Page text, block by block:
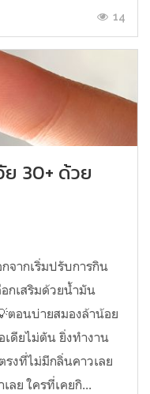
14
30+ ด้วย
จากเริ่มปรับการกิน
กเสริมด้วยน้ำมัน
ตอนบ่ายสมองล้าน้อย
ดียไม่ตัน ยิ่งทำงาน
งที่ไม่มีกลิ่นคาวเลย
ลย ใครที่เคยกิ...